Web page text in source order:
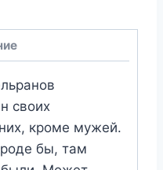
своих
кроме мужей.
бы, там